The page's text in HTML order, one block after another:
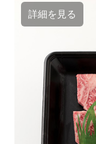
詳細を見る